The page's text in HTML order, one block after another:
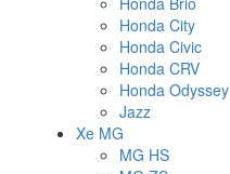
Honda City
Honda Civic
Honda CRV
Honda Odyssey
Jazz
Xe MG
MG HS